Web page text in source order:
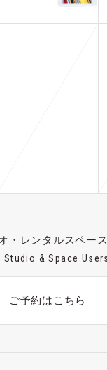
・レンタルスペー
Studio & Space Users
ご予約はこちら